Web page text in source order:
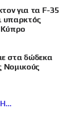
για τα F-35
υπαρκτός
Κύπρο
στα δώδεκα
Νομικούς